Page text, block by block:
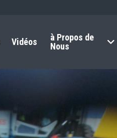
Vidéos
à Propos de
Nous